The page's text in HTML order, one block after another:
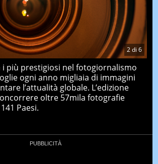
2di 6
i più prestigiosi nel fotogiornalismo
ogni anno migliaia di immagini
l’attualità globale. L’edizione
oltre 57mila fotografie
Paesi.